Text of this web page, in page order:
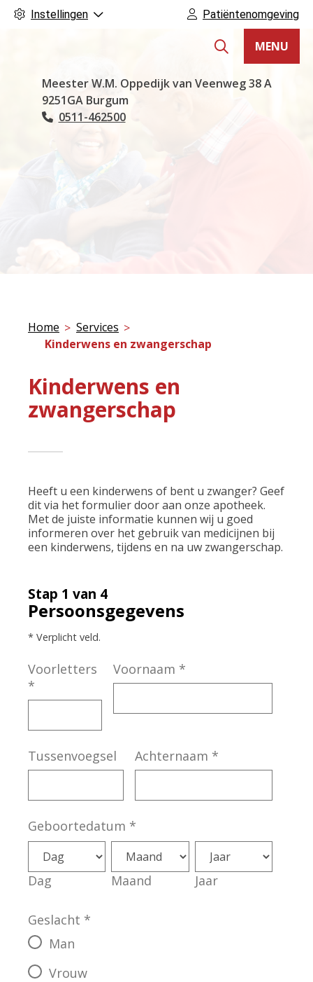
Instellingen Patiëntenomgeving
Hoofdmenu
MENU
Meester W.M. Oppedijk van Veenweg38 A
9251GA Burgum
Tel:
0511-462500
Home
Services
Kinderwens en zwangerschap
Kinderwens en
zwangerschap
Heeft u een kinderwens of bent u zwanger? Geef
dit via het formulier door aan onze apotheek.
Met de juiste informatie kunnen wij u goed
informeren over het gebruik van medicijnen bij
een kinderwens, tijdens en na uw zwangerschap.
Stap 1 van 4
Persoonsgegevens
* Verplicht veld.
Voorletters
*
Voornaam *
Tussenvoegsel Achternaam *
Geboortedatum *
Dag Maand Jaar
Geslacht *
Man
Vrouw